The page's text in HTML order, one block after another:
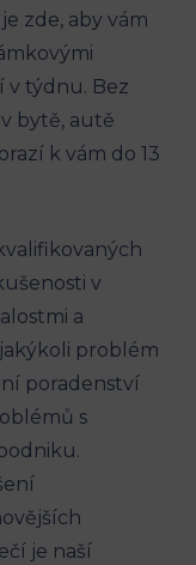
zde, aby vám
v týdnu. Bez
bytě, autě
k vám do 13
v
a
problém
poradenství
s
je naší